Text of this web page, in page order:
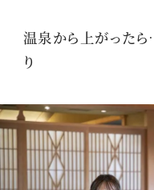
温泉から上がったら
り